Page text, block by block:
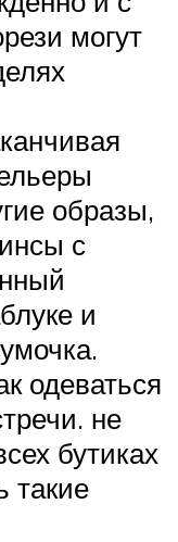
могут
образы,
с
и
одеваться
не
бутиках
такие